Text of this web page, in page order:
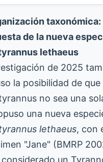
taxonómica:
de la nueva
lethaeus
de 2025
la posibilidad de que
no sea una
una nueva
lethaeus, con
"Jane" (BMRP
un